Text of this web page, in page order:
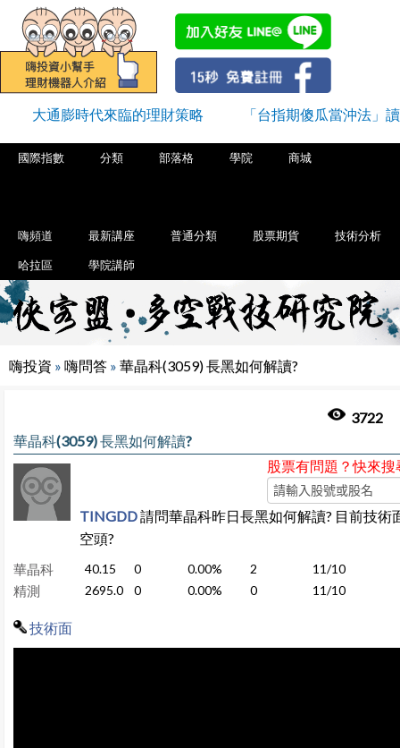
大通膨時代來臨的理財策略 「台指期傻瓜當沖法」
國際指數 分類 部落格 學院 商城
嗨頻道 最新講座 普通分類 股票期貨 技術分析
哈拉區 學院講師
嗨投資 » 嗨問答 » 華晶科(3059) 長黑如何解讀?
3722
華晶科(3059) 長黑如何解讀?
股票有問題？快來搜
TINGDD請問華晶科昨日長黑如何解讀? 目前技術
空頭?
華晶科 40.15 0 0.00% 2 11/10
精測 2695.0 0 0.00% 0 11/10
技術面